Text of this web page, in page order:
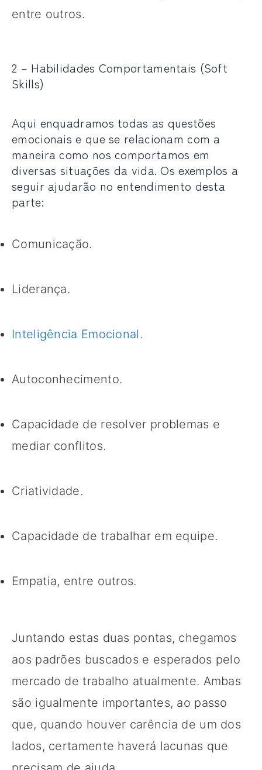
entre outros.
2 – Habilidades Comportamentais (Soft
Skills)
Aqui enquadramos todas as questões
emocionais e que se relacionam com a
maneira como nos comportamos em
diversas situações da vida. Os exemplos a
seguir ajudarão no entendimento desta
parte:
Comunicação.
Liderança.
Inteligência Emocional.
Autoconhecimento.
Capacidade de resolver problemas e
mediar conflitos.
Criatividade.
Capacidade de trabalhar em equipe.
Empatia, entre outros.
Juntando estas duas pontas, chegamos
aos padrões buscados e esperados pelo
mercado de trabalho atualmente. Ambas
são igualmente importantes, ao passo
que, quando houver carência de um dos
lados, certamente haverá lacunas que